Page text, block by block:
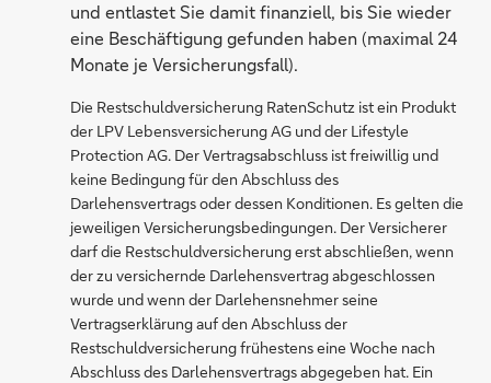
und entlastet Sie damit finanziell, bis Sie wieder
eine Beschäftigung gefunden haben (maximal 24
Monate je Versicherungsfall).
Die Restschuldversicherung RatenSchutz ist ein Produkt
der LPV Lebensversicherung AG und der Lifestyle
Protection AG. Der Vertragsabschluss ist freiwillig und
keine Bedingung für den Abschluss des
Darlehensvertrags oder dessen Konditionen. Es gelten die
jeweiligen Versicherungsbedingungen. Der Versicherer
darf die Restschuldversicherung erst abschließen, wenn
der zu versichernde Darlehensvertrag abgeschlossen
wurde und wenn der Darlehensnehmer seine
Vertragserklärung auf den Abschluss der
Restschuldversicherung frühestens eine Woche nach
Abschluss des Darlehensvertrags abgegeben hat. Ein